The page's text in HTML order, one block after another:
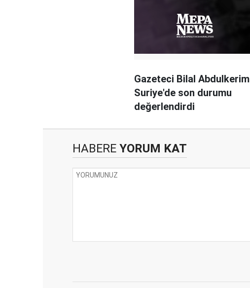
Gazeteci Bilal Abdulkerim
Suriye'de son durumu
değerlendirdi
HABERE YORUM KAT